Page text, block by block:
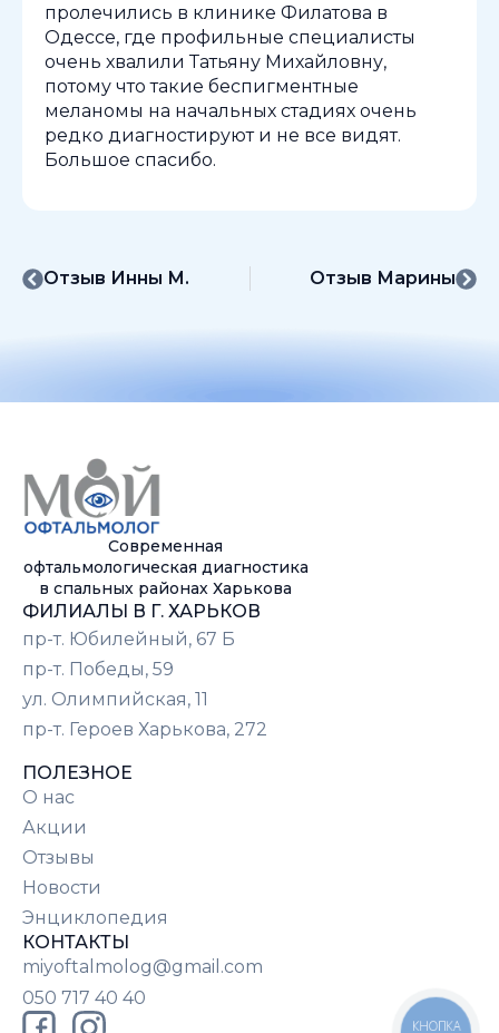
пролечились в клинике Филатова в
Одессе, где профильные специалисты
очень хвалили Татьяну Михайловну,
потому что такие беспигментные
меланомы на начальных стадиях очень
редко диагностируют и не все видят.
Большое спасибо.
Отзыв Инны М. Отзыв Марины
Современная
офтальмологическая диагностика
в спальных районах Харькова
ФИЛИАЛЫ В Г. ХАРЬКОВ
пр-т. Юбилейный, 67 Б
пр-т. Победы, 59
ул. Олимпийская, 11
пр-т. Героев Харькова, 272
ПОЛЕЗНОЕ
О нас
Акции
Отзывы
Новости
Энциклопедия
КОНТАКТЫ
miyoftalmolog@gmail.com
050 717 40 40
КНОПКА